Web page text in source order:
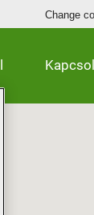
Change